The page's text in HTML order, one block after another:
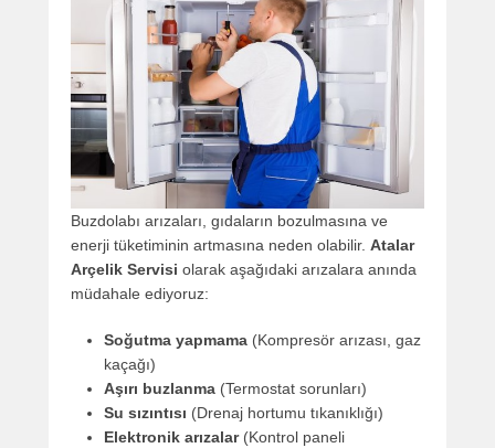
Buzdolabı arızaları, gıdaların bozulmasına ve
enerji tüketiminin artmasına neden olabilir. Atalar
Arçelik Servisi olarak aşağıdaki arızalara anında
müdahale ediyoruz:
Soğutma yapmama (Kompresör arızası, gaz
kaçağı)
Aşırı buzlanma (Termostat sorunları)
Su sızıntısı (Drenaj hortumu tıkanıklığı)
Elektronik arızalar(Kontrol paneli